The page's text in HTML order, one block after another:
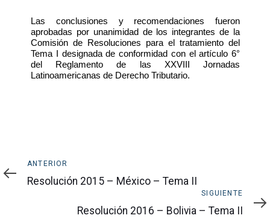
Las conclusiones y recomendaciones fueron
aprobadas por unanimidad de los integrantes de la
Comisión de Resoluciones para el tratamiento del
Tema I designada de conformidad con el artículo 6°
del Reglamento de las XXVIII Jornadas
Latinoamericanas de Derecho Tributario.
Anterior
ANTERIOR
Resolución 2015 – México – Tema II
SIGUIENTE
Resolución 2016 – Bolivia – Tema II